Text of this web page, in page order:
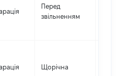
Перед
звільненням
Щорічна